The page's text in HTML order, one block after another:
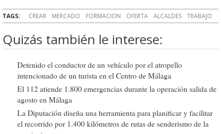
TAGS: CREAR MERCADO FORMACION OFERTA ALCALDES TRABAJO
Quizás también le interese:
Detenido el conductor de un vehículo por el atropello
intencionado de un turista en el Centro de Málaga
El 112 atiende 1.800 emergencias durante la operación salida de
agosto en Málaga
La Diputación diseña una herramienta para planificar y facilitar
el recorrido por 1.400 kilómetros de rutas de senderismo de la